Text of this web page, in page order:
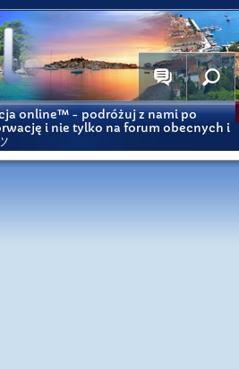
online™ - podróżuj z nami po
i nie tylko na forum obecnych i